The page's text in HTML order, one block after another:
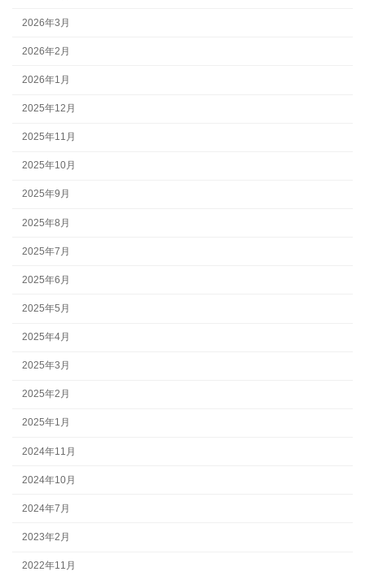
2026年3月
2026年2月
2026年1月
2025年12月
2025年11月
2025年10月
2025年9月
2025年8月
2025年7月
2025年6月
2025年5月
2025年4月
2025年3月
2025年2月
2025年1月
2024年11月
2024年10月
2024年7月
2023年2月
2022年11月